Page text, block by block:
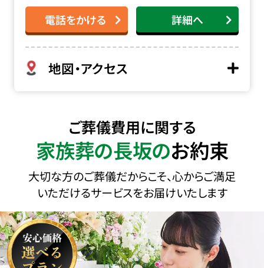
電話をかける 詳細へ
地図・アクセス
ご葬儀費用に関する
家族葬の長坂のお約束
大切な方のご葬儀だからこそ、心からご満足
いただけるサービスをお届けいたします